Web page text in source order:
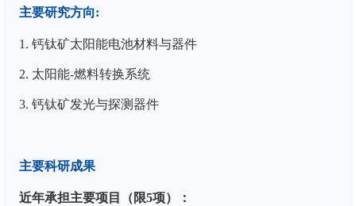
主要研究方向:
1. 钙钛矿太阳能电池材料与器件
2. 太阳能-燃料转换系统
3. 钙钛矿发光与探测器件
主要科研成果
近年承担主要项目（限5项）：